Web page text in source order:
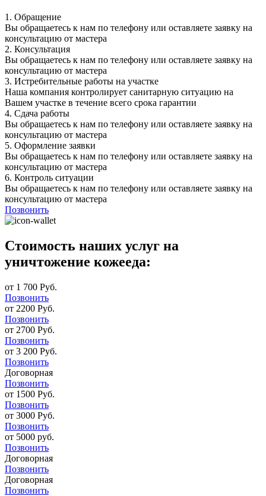
1. Обращение
Вы обращаетесь к нам по телефону или оставляете заявку на
консультацию от мастера
2. Консультация
Вы обращаетесь к нам по телефону или оставляете заявку на
консультацию от мастера
3. Истребительные работы на участке
Наша компания контролирует санитарную ситуацию на
Вашем участке в течение всего срока гарантии
4. Сдача работы
Вы обращаетесь к нам по телефону или оставляете заявку на
консультацию от мастера
5. Оформление заявки
Вы обращаетесь к нам по телефону или оставляете заявку на
консультацию от мастера
6. Контроль ситуации
Вы обращаетесь к нам по телефону или оставляете заявку на
консультацию от мастера
Позвонить
Стоимость наших услуг на
уничтожение кожееда:
от 1 700 Руб.
Позвонить
от 2200 Руб.
Позвонить
от 2700 Руб.
Позвонить
от 3 200 Руб.
Позвонить
Договорная
Позвонить
от 1500 Руб.
Позвонить
от 3000 Руб.
Позвонить
от 5000 руб.
Позвонить
Договорная
Позвонить
Договорная
Позвонить